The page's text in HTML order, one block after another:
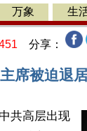
万象 生
分享：
席被迫退
共高层出现